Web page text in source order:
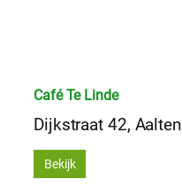
Café Te Linde
Dijkstraat 42, Aalten
Bekijk